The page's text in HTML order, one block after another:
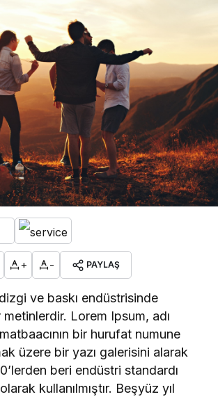
+ - PAYLAŞ
ve baskı endüstrisinde
metinlerdir. Lorem Ipsum, adı
bir hurufat numune
üzere bir yazı galerisini alarak
beri endüstri standardı
kullanılmıştır. Beşyüz yıl